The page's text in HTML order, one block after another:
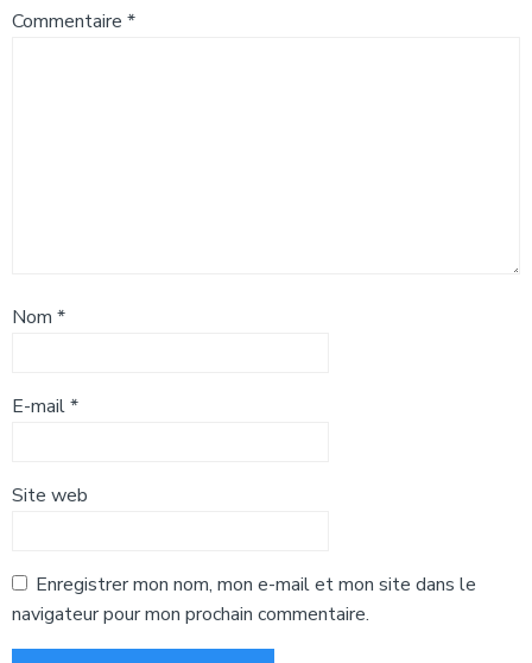
Commentaire *
Nom *
E-mail*
Site web
Enregistrer mon nom, mon e-mail et mon site dans le
navigateur pour mon prochain commentaire.